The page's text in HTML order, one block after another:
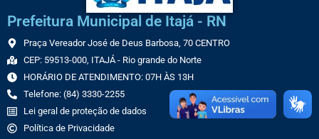
Prefeitura Municipal de Itajá - RN
Praça Vereador José de Deus Barbosa, 70 CENTRO
CEP: 59513-000, ITAJÁ - Rio grande do Norte
HORÁRIO DE ATENDIMENTO: 07H ÀS 13H
Telefone: (84) 3330-2255
Lei geral de proteção de dados
Política de Privacidade